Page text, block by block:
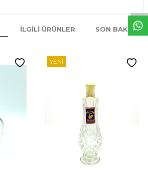
İLGILI ÜRÜNLER SON
YENI